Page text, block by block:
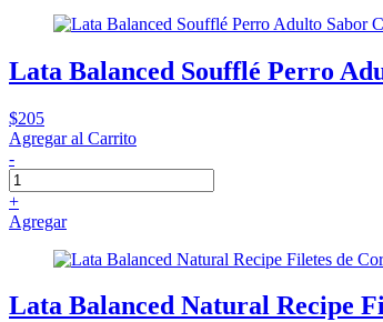
Lata Balanced Soufflé Perro
$205
Agregar al Carrito
-
+
Agregar
Lata Balanced Natural Recipe